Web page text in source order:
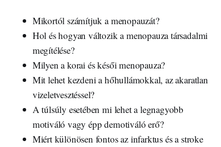
Mikortól számítjuk a menopauzát?
Hol és hogyan változik a menopauza társadalmi
megítélése?
Milyen a korai és késői menopauza?
Mit lehet kezdeni a hőhullámokkal, az akaratlan
vizeletvesztéssel?
A túlsúly esetében mi lehet a legnagyobb
motiváló vagy épp demotiváló erő?
Miért különösen fontos az infarktus és a stroke